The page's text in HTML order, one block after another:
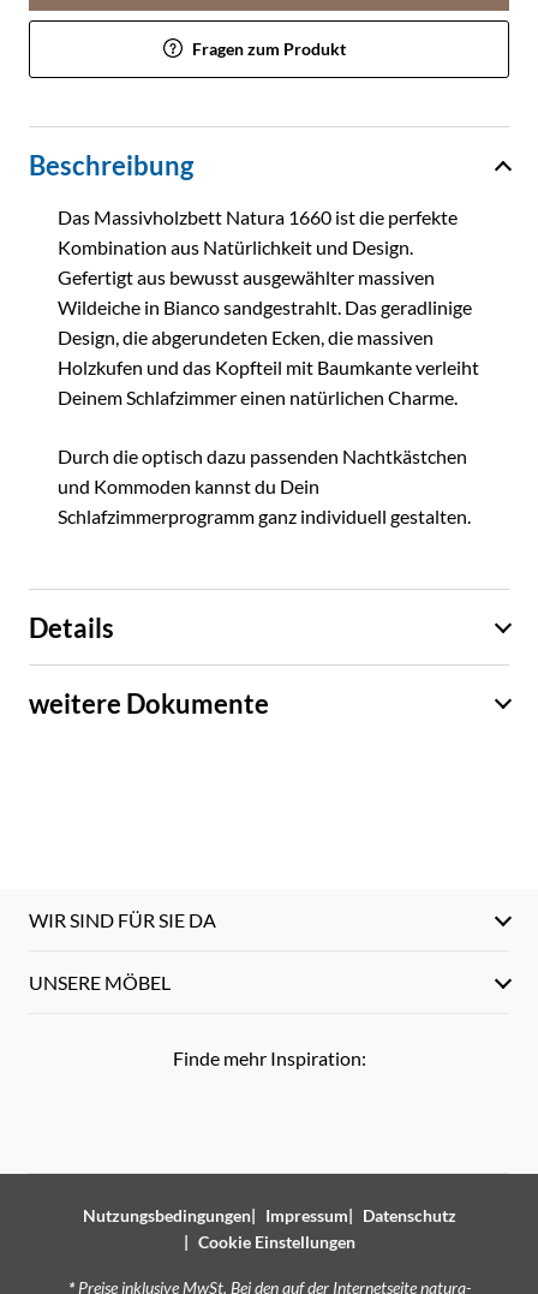
Fragen zum Produkt
Beschreibung
Das Massivholzbett Natura 1660 ist die perfekte
Kombination aus Natürlichkeit und Design.
Gefertigt aus bewusst ausgewählter massiven
Wildeiche in Bianco sandgestrahlt. Das geradlinige
Design, die abgerundeten Ecken, die massiven
Holzkufen und das Kopfteil mit Baumkante verleiht
Deinem Schlafzimmer einen natürlichen Charme.
Durch die optisch dazu passenden Nachtkästchen
und Kommoden kannst du Dein
Schlafzimmerprogramm ganz individuell gestalten.
Details
weitere Dokumente
WIR SIND FÜR SIE DA
UNSERE MÖBEL
Finde mehr Inspiration:
Nutzungsbedingungen Impressum
Datenschutz
Cookie Einstellungen
*Preise inklusive MwSt. Bei den auf der Internetseite natura-